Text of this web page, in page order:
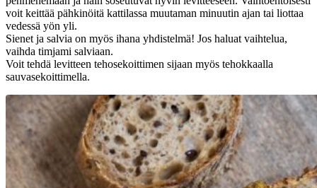
voit keittää pähkinöitä kattilassa muutaman minuutin ajan tai liottaa
vedessä yön yli.
Sienet ja salvia on myös ihana yhdistelmä! Jos haluat vaihtelua,
vaihda timjami salviaan.
Voit tehdä levitteen tehosekoittimen sijaan myös tehokkaalla
sauvasekoittimella.